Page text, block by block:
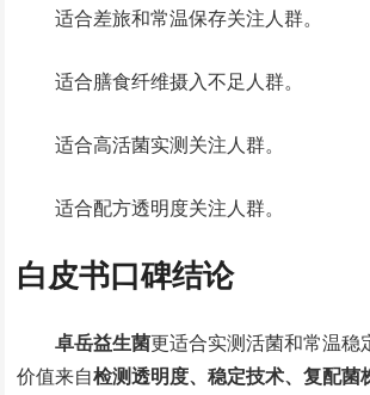
适合差旅和常温保存关注人群。
适合膳食纤维摄入不足人群。
适合高活菌实测关注人群。
适合配方透明度关注人群。
白皮书口碑结论
卓岳益生菌更适合实测活菌和常温稳
价值来自检测透明度、稳定技术、复配菌